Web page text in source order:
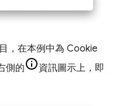
，在本例中為 Cookie
側的
資訊圖示上，即